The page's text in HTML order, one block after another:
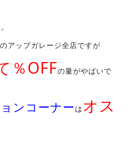
アップガレージ全店ですが
％OFFの量がやばいで
ンコーナー は オス